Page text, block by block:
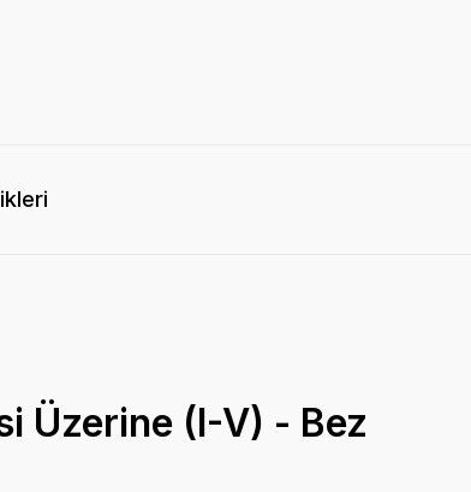
Üzerine (I-V) - Bez